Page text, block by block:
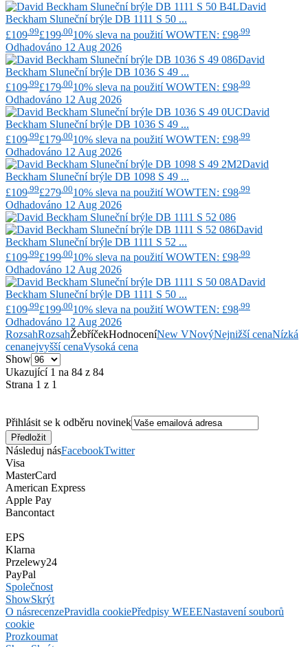
David
Beckham Sluneční brýle DB 1111 S 50 ...
£109 .99£199 .0010% sleva na použití WOWTEN: £98 .99
Odhadováno 12 Aug 2026
David
Beckham Sluneční brýle DB 1036 S 49 ...
£109 .99£179 .0010% sleva na použití WOWTEN: £98 .99
Odhadováno 12 Aug 2026
David
Beckham Sluneční brýle DB 1036 S 49 ...
£109.99£179.0010% sleva na použití WOWTEN: £98.99
Odhadováno 12 Aug 2026
David
Beckham Sluneční brýle DB 1098 S 49 ...
£109 .99£279 .0010% sleva na použití WOWTEN: £98 .99
Odhadováno 12 Aug 2026
David
Beckham Sluneční brýle DB 1111 S 52 ...
£109 .99£199 .0010% sleva na použití WOWTEN: £98 .99
Odhadováno 12 Aug 2026
David
Beckham Sluneční brýle DB 1111 S 50 ...
£109.99£199.0010% sleva na použití WOWTEN: £98.99
Odhadováno 12 Aug 2026
RozsahRozsahŽebříčekHodnoceníNew VNovýNejnižší cenaNízká
cenanejvyšší cenaVysoká cena
Show
Ukazující 1 na 84 z 84
Strana 1 z 1
Přihlásit se k odběru novinek
Následuj násFacebookTwitter
Visa
MasterCard
American Express
Apple Pay
Bancontact
EPS
Klarna
Przelewy24
PayPal
Společnost
ShowSkrýt
O násrecenzePravidla cookiePředpisy WEEENastavení souborů
cookie
Prozkoumat